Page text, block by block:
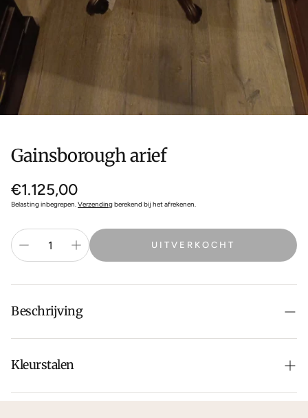
Gainsborough arief
Normale
prijs
€1.125,00
Belasting inbegrepen.Verzendingberekend bij het afrekenen.
UITVERKOCHT
Beschrijving
Kleurstalen
Is de leer of hout kleur net niet zoals je het in gedachten